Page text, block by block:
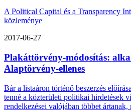
A Political Capital és a Transparency
közleménye
2017-06-27
Plakáttörvény-módosítás:
Alaptörvény-ellenes
Bár a listaáron történő beszerzés
tenné a közterületi politikai hirdetések
rendelkezései valójában többet